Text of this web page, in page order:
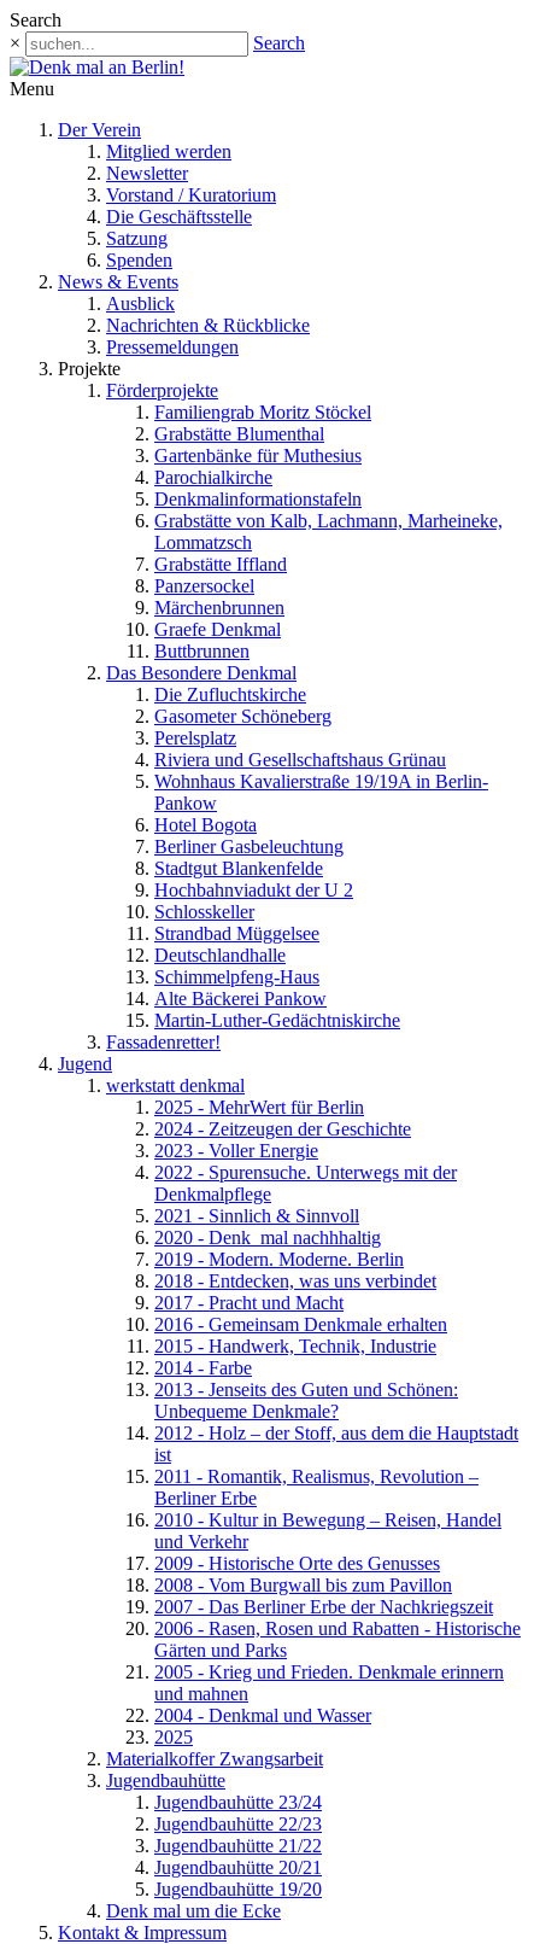
Search
×
Search
Menu
Der Verein
Mitglied werden
Newsletter
Vorstand / Kuratorium
Die Geschäftsstelle
Satzung
Spenden
News & Events
Ausblick
Nachrichten & Rückblicke
Pressemeldungen
Projekte
Förderprojekte
Familiengrab Moritz Stöckel
Grabstätte Blumenthal
Gartenbänke für Muthesius
Parochialkirche
Denkmalinformationstafeln
Grabstätte von Kalb, Lachmann, Marheineke,
Lommatzsch
Grabstätte Iffland
Panzersockel
Märchenbrunnen
Graefe Denkmal
Buttbrunnen
Das Besondere Denkmal
Die Zufluchtskirche
Gasometer Schöneberg
Perelsplatz
Riviera und Gesellschaftshaus Grünau
Wohnhaus Kavalierstraße 19/19A in Berlin-
Pankow
Hotel Bogota
Berliner Gasbeleuchtung
Stadtgut Blankenfelde
Hochbahnviadukt der U 2
Schlosskeller
Strandbad Müggelsee
Deutschlandhalle
Schimmelpfeng-Haus
Alte Bäckerei Pankow
Martin-Luther-Gedächtniskirche
Fassadenretter!
Jugend
werkstatt denkmal
2025 - MehrWert für Berlin
2024 - Zeitzeugen der Geschichte
2023 - Voller Energie
2022 - Spurensuche. Unterwegs mit der
Denkmalpflege
2021 - Sinnlich & Sinnvoll
2020 - Denk_mal nachhhaltig
2019 - Modern. Moderne. Berlin
2018 - Entdecken, was uns verbindet
2017 - Pracht und Macht
2016 - Gemeinsam Denkmale erhalten
2015 - Handwerk, Technik, Industrie
2014 - Farbe
2013 - Jenseits des Guten und Schönen:
Unbequeme Denkmale?
2012 - Holz – der Stoff, aus dem die Hauptstadt
ist
2011 - Romantik, Realismus, Revolution –
Berliner Erbe
2010 - Kultur in Bewegung – Reisen, Handel
und Verkehr
2009 - Historische Orte des Genusses
2008 - Vom Burgwall bis zum Pavillon
2007 - Das Berliner Erbe der Nachkriegszeit
2006 - Rasen, Rosen und Rabatten - Historische
Gärten und Parks
2005 - Krieg und Frieden. Denkmale erinnern
und mahnen
2004 - Denkmal und Wasser
2025
Materialkoffer Zwangsarbeit
Jugendbauhütte
Jugendbauhütte 23/24
Jugendbauhütte 22/23
Jugendbauhütte 21/22
Jugendbauhütte 20/21
Jugendbauhütte 19/20
Denk mal um die Ecke
Kontakt & Impressum